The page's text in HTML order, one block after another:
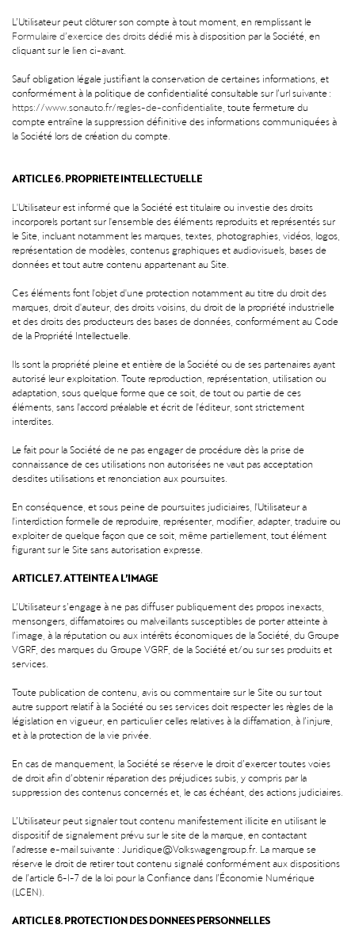
L’Utilisateur peut clôturer son compte à tout moment, en remplissant le
Formulaire d’exercice des droitsdédié mis à disposition par la Société, en
cliquant sur le lien ci-avant.
Sauf obligation légale justifiant la conservation de certaines informations, et
conformément à la politique de confidentialité consultable sur l’url suivante :
https://www.sonauto.fr/regles-de-confidentialite , toute fermeture du
compte entraîne la suppression définitive des informations communiquées à
la Société lors de création du compte.
ARTICLE 6. PROPRIETE INTELLECTUELLE
L'Utilisateur est informé que la Société est titulaire ou investie des droits
incorporels portant sur l'ensemble des éléments reproduits et représentés sur
le Site, incluant notamment les marques, textes, photographies, vidéos, logos,
représentation de modèles, contenus graphiques et audiovisuels, bases de
données et tout autre contenu appartenant au Site.
Ces éléments font l'objet d'une protection notamment au titre du droit des
marques, droit d'auteur, des droits voisins, du droit de la propriété industrielle
et des droits des producteurs des bases de données, conformément au Code
de la Propriété Intellectuelle.
Ils sont la propriété pleine et entière de la Société ou de ses partenaires ayant
autorisé leur exploitation. Toute reproduction, représentation, utilisation ou
adaptation, sous quelque forme que ce soit, de tout ou partie de ces
éléments, sans l'accord préalable et écrit de l'éditeur, sont strictement
interdites.
Le fait pour la Société de ne pas engager de procédure dès la prise de
connaissance de ces utilisations non autorisées ne vaut pas acceptation
desdites utilisations et renonciation aux poursuites.
En conséquence, et sous peine de poursuites judiciaires, l'Utilisateur a
l'interdiction formelle de reproduire, représenter, modifier, adapter, traduire ou
exploiter de quelque façon que ce soit, même partiellement, tout élément
figurant sur le Site sans autorisation expresse.
ARTICLE 7. ATTEINTE A L’IMAGE
L’Utilisateur s’engage à ne pas diffuser publiquement des propos inexacts,
mensongers, diffamatoires ou malveillants susceptibles de porter atteinte à
l’image, à la réputation ou aux intérêts économiques de la Société, du Groupe
VGRF, des marques du Groupe VGRF, de la Société et/ou sur ses produits et
services.
Toute publication de contenu, avis ou commentaire sur le Site ou sur tout
autre support relatif à la Société ou ses services doit respecter les règles de la
législation en vigueur, en particulier celles relatives à la diffamation, à l’injure,
et à la protection de la vie privée.
En cas de manquement, la Société se réserve le droit d’exercer toutes voies
de droit afin d’obtenir réparation des préjudices subis, y compris par la
suppression des contenus concernés et, le cas échéant, des actions judiciaires.
L’Utilisateur peut signaler tout contenu manifestement illicite en utilisant le
dispositif de signalement prévu sur le site de la marque, en contactant
l’adresse e-mail suivante : Juridique@Volkswagengroup.fr . La marque se
réserve le droit de retirer tout contenu signalé conformément aux dispositions
de l’article 6-I-7 de la loi pour la Confiance dans l’Économie Numérique
(LCEN).
ARTICLE 8. PROTECTION DES DONNEES PERSONNELLES